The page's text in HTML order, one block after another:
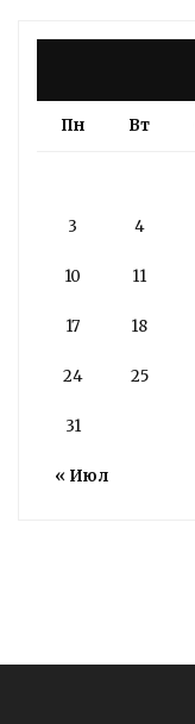
Пн Вт
« Июл
3 4
10 11
17 18
24 25
31